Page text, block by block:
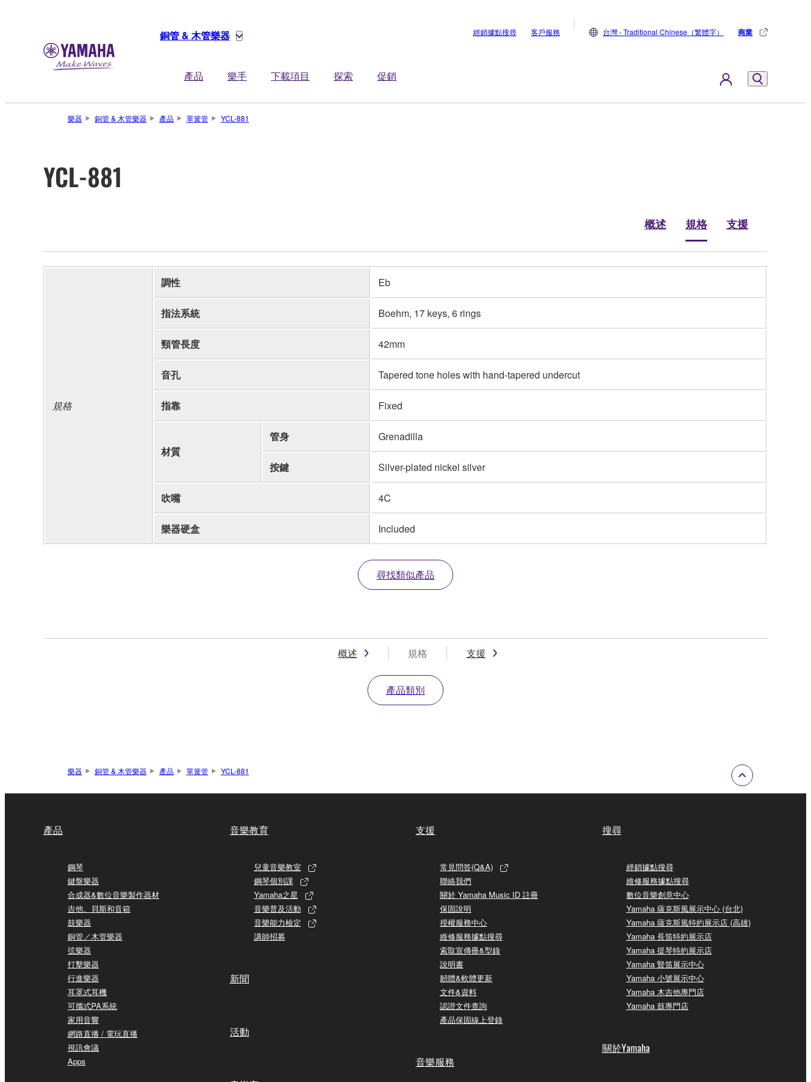
銅管 & 木管樂器
產品 樂手 下載項目 探索 促銷
經銷據點搜尋 客戶服務 台灣 - Traditional Chinese（繁體字） 商業
樂器 銅管 & 木管樂器 產品 單簧管 YCL-881
YCL-881
概述 規格 支援
規格
調性 Eb
指法系統 Boehm, 17 keys, 6 rings
頸管長度 42mm
音孔 Tapered tone holes with hand-tapered undercut
指靠 Fixed
材質
管身 Grenadilla
按鍵 Silver-plated nickel silver
吹嘴 4C
樂器硬盒 Included
尋找類似產品
概述 規格 支援
產品類別
樂器 銅管 & 木管樂器 產品 單簧管 YCL-881
產品
鋼琴
鍵盤樂器
合成器&數位音樂製作器材
吉他、貝斯和音箱
鼓樂器
銅管／木管樂器
弦樂器
打擊樂器
行進樂器
耳罩式耳機
可攜式PA系統
家用音響
網路直播 / 電玩直播
視訊會議
Apps
音樂教育
兒童音樂教室
鋼琴個別課
Yamaha之星
音樂普及活動
音樂能力檢定
講師招募
新聞
活動
支援
常見問答(Q&A)
聯絡我們
關於 Yamaha Music ID 註冊
保固說明
授權服務中心
維修服務據點搜尋
索取宣傳冊&型錄
說明書
韌體&軟體更新
文件&資料
認證文件查詢
產品保固線上登錄
音樂服務
搜尋
經銷據點搜尋
維修服務據點搜尋
數位音樂創意中心
Yamaha 薩克斯風展示中心 (台北)
Yamaha 薩克斯風特約展示店 (高雄)
Yamaha 長笛特約展示店
Yamaha 提琴特約展示店
Yamaha 豎笛展示中心
Yamaha 小號展示中心
Yamaha 木吉他專門店
Yamaha 鼓專門店
關於Yamaha